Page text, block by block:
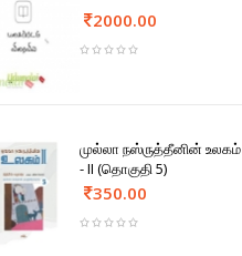
2000.00
முல்லா நஸ்ருத்தீனின் உலகம்
- II (தொகுதி 5)
350.00